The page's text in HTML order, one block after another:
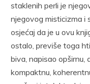
staklenih perli je
njegovog misticizma i
osjećaj da je u ovu
ostalo, previše toga
biva, napisao opširnu,
kompaktnu,